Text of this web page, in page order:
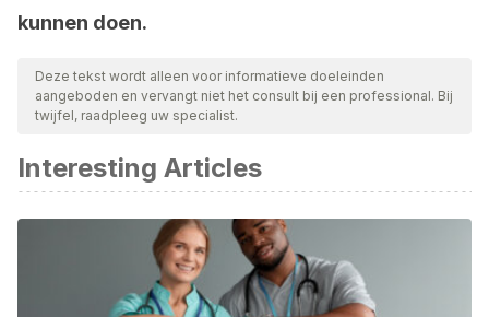
kunnen doen.
Deze tekst wordt alleen voor informatieve doeleinden
aangeboden en vervangt niet het consult bij een professional. Bij
twijfel, raadpleeg uw specialist.
Interesting Articles